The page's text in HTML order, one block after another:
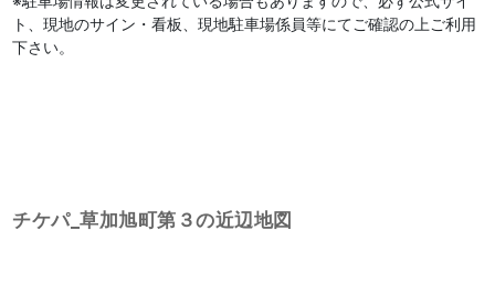
ト、現地のサイン・看板、現地駐車場係員等にてご確認の上ご利用
下さい。
チケパ_草加旭町第３の近辺地図